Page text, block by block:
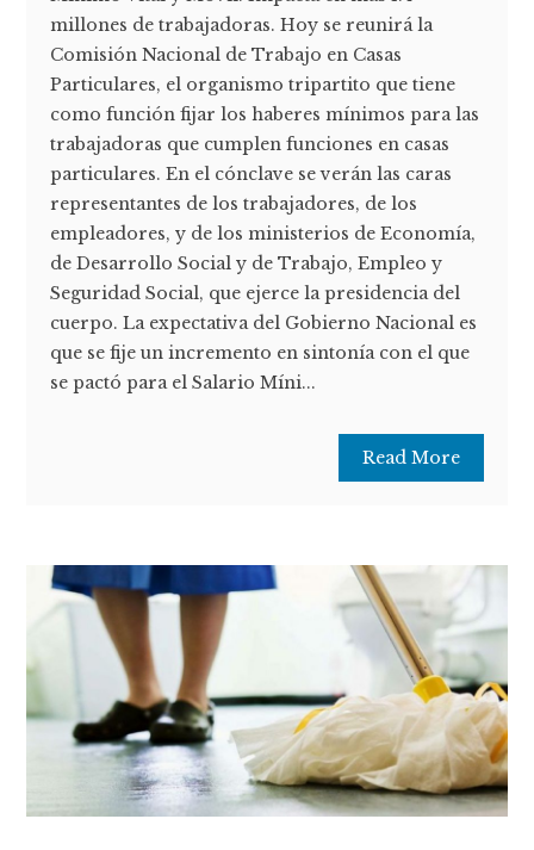
millones de trabajadoras. Hoy se reunirá la
Comisión Nacional de Trabajo en Casas
Particulares, el organismo tripartito que tiene
como función fijar los haberes mínimos para las
trabajadoras que cumplen funciones en casas
particulares. En el cónclave se verán las caras
representantes de los trabajadores, de los
empleadores, y de los ministerios de Economía,
de Desarrollo Social y de Trabajo, Empleo y
Seguridad Social, que ejerce la presidencia del
cuerpo. La expectativa del Gobierno Nacional es
que se fije un incremento en sintonía con el que
se pactó para el Salario Míni...
Read More